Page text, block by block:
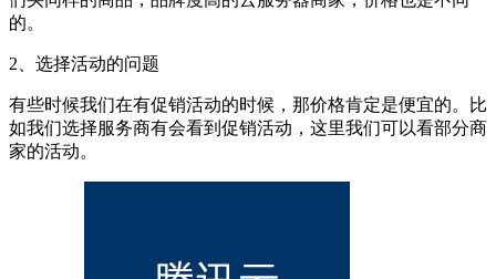
的。
2、选择活动的问题
有些时候我们在有促销活动的时候，那价格肯定是便宜的。比
如我们选择服务商有会看到促销活动，这里我们可以看部分商
家的活动。